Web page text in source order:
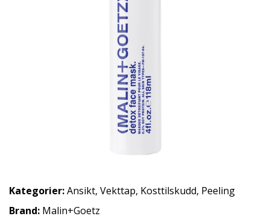
Kategorier:Ansikt, Vekttap, Kosttilskudd, Peeling
Brand: Malin+Goetz